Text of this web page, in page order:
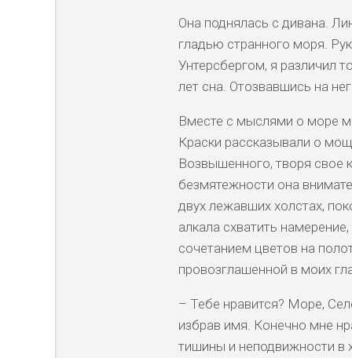
Она поднялась с дивана.
гладью странного моря.
Унтерcбергом, я различил
лет сна. Отозвавшись на
Вместе с мыслями о море
Краски рассказывали о
Возвышенного, творя свое
безмятежности она
двух лежавших холстах,
алкала схватить
сочетанием цветов на
провозглашенной в моих
– Тебе нравится? Море,
избрав имя. Конечно мне
тишины и неподвижности в